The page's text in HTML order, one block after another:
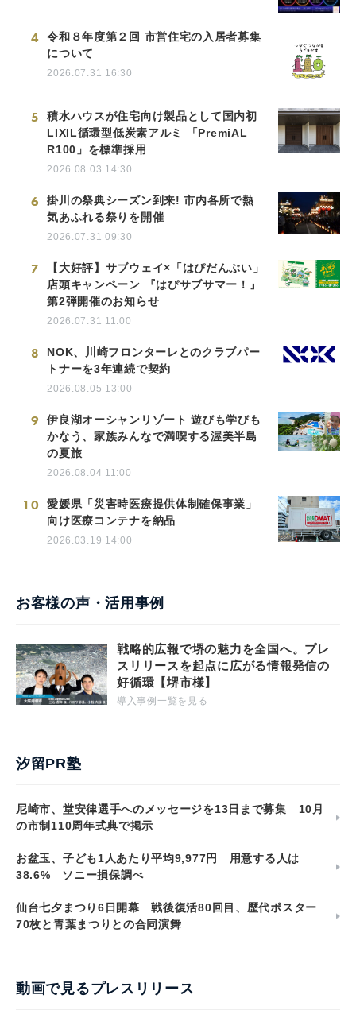
4
令和８年度第２回 市営住宅の入居者募集
について
2026.07.31 16:30
5
積水ハウスが住宅向け製品として国内初
LIXIL循環型低炭素アルミ 「PremiAL
R100」を標準採用
2026.08.03 14:30
6
掛川の祭典シーズン到来! 市内各所で熱
気あふれる祭りを開催
2026.07.31 09:30
7
【大好評】サブウェイ×「はぴだんぶい」
店頭キャンペーン 『はぴサブサマー！』
第2弾開催のお知らせ
2026.07.31 11:00
8
NOK、川崎フロンターレとのクラブパー
トナーを3年連続で契約
2026.08.05 13:00
9
伊良湖オーシャンリゾート 遊びも学びも
かなう、家族みんなで満喫する渥美半島
の夏旅
2026.08.04 11:00
10
愛媛県「災害時医療提供体制確保事業」
向け医療コンテナを納品
2026.03.19 14:00
お客様の声・活用事例
戦略的広報で堺の魅力を全国へ。プレ
スリリースを起点に広がる情報発信の
好循環【堺市様】
導入事例一覧を見る
汐留PR塾
尼崎市、堂安律選手へのメッセージを13日まで募集 10月
の市制110周年式典で掲示
お盆玉、子ども1人あたり平均9,977円 用意する人は
38.6% ソニー損保調べ
仙台七夕まつり6日開幕 戦後復活80回目、歴代ポスター
70枚と青葉まつりとの合同演舞
動画で見るプレスリリース